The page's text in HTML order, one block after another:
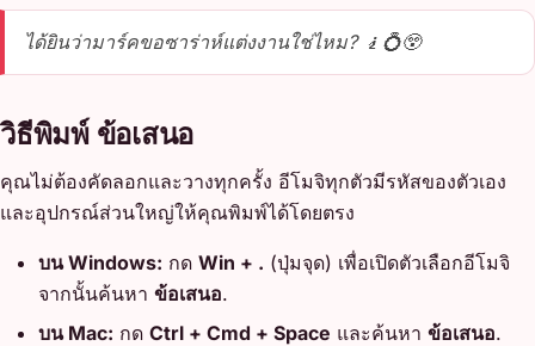
ได้ยินว่ามาร์คขอซาร่าห์แต่งงานใช่ไหม? 🧎💍😲
วิธีพิมพ์ ข้อเสนอ
คุณไม่ต้องคัดลอกและวางทุกครั้ง อีโมจิทุกตัวมีรหัสของตัวเอง
และอุปกรณ์ส่วนใหญ่ให้คุณพิมพ์ได้โดยตรง
บน Windows: กด Win + . (ปุ่มจุด) เพื่อเปิดตัวเลือกอีโมจิ
จากนั้นค้นหา ข้อเสนอ.
บน Mac: กด Ctrl + Cmd + Space และค้นหา ข้อเสนอ.